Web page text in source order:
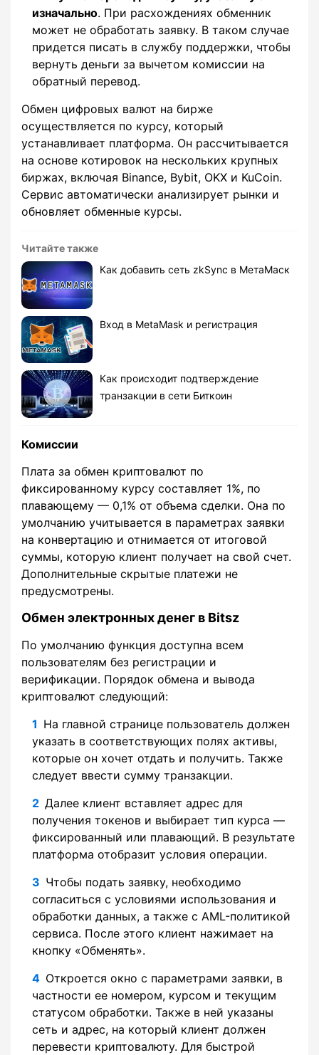
изначально. При расхождениях обменник
может не обработать заявку. В таком случае
придется писать в службу поддержки, чтобы
вернуть деньги за вычетом комиссии на
обратный перевод.
Обмен цифровых валют на бирже
осуществляется по курсу, который
устанавливает платформа. Он рассчитывается
на основе котировок на нескольких крупных
биржах, включая Binance, Bybit, OKX и KuCoin.
Сервис автоматически анализирует рынки и
обновляет обменные курсы.
Читайте также
Как добавить сеть zkSync в МетаМаск
Вход в MetaMask и регистрация
Как происходит подтверждение
транзакции в сети Биткоин
Комиссии
Плата за обмен криптовалют по
фиксированному курсу составляет 1%, по
плавающему — 0,1% от объема сделки. Она по
умолчанию учитывается в параметрах заявки
на конвертацию и отнимается от итоговой
суммы, которую клиент получает на свой счет.
Дополнительные скрытые платежи не
предусмотрены.
Обмен электронных денег в Bitsz
По умолчанию функция доступна всем
пользователям без регистрации и
верификации. Порядок обмена и вывода
криптовалют следующий:
На главной странице пользователь должен
указать в соответствующих полях активы,
которые он хочет отдать и получить. Также
следует ввести сумму транзакции.
Далее клиент вставляет адрес для
получения токенов и выбирает тип курса —
фиксированный или плавающий. В результате
платформа отобразит условия операции.
Чтобы подать заявку, необходимо
согласиться с условиями использования и
обработки данных, а также с AML-политикой
сервиса. После этого клиент нажимает на
кнопку «Обменять».
Откроется окно с параметрами заявки, в
частности ее номером, курсом и текущим
статусом обработки. Также в ней указаны
сеть и адрес, на который клиент должен
перевести криптовалюту. Для быстрой